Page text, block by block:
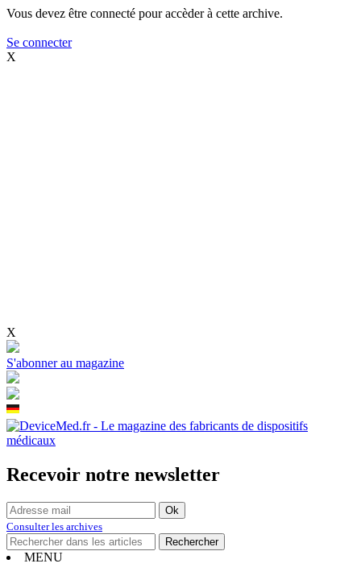
Vous devez être connecté pour accèder à cette archive.
Se connecter
X
X
S'abonner au magazine
Recevoir notre newsletter
Consulter les archives
MENU